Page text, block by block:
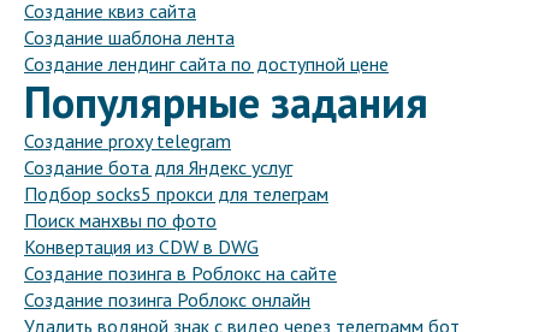
Создание квиз сайта
Создание шаблона лента
Создание лендинг сайта по доступной цене
Популярные задания
Создание proxy telegram
Создание бота для Яндекс услуг
Подбор socks5 прокси для телеграм
Поиск манхвы по фото
Конвертация из CDW в DWG
Создание позинга в Роблокс на сайте
Создание позинга Роблокс онлайн
Удалить водяной знак с видео через телеграмм бот